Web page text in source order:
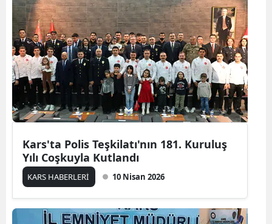
Edirne
Elazığ
Erzincan
Erzurum
Eskişehir
Gaziantep
Hakkari
Kars'ta Polis Teşkilatı'nın 181. Kuruluş
Yılı Coşkuyla Kutlandı
KARS HABERLERİ 10 Nisan 2026